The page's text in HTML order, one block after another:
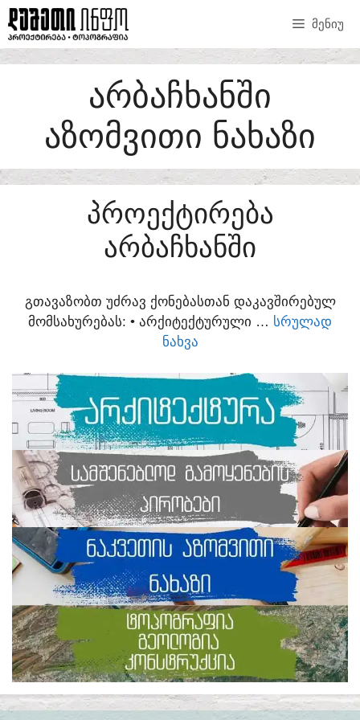
SKIP
TO
CONTENT
ᲛᲔᲜᲘᲣ
ᲐᲠᲑᲐᲩᲮᲐᲜᲨᲘ
ᲐᲖᲝᲛᲕᲘᲗᲘ ᲜᲐᲮᲐᲖᲘ
ᲞᲠᲝᲔᲥᲢᲘᲠᲔᲑᲐ
ᲐᲠᲑᲐᲩᲮᲐᲜᲨᲘ
ᲒᲗᲐᲕᲐᲖᲝᲑᲗ ᲣᲫᲠᲐᲕ ᲥᲝᲜᲔᲑᲐᲡᲗᲐᲜ ᲓᲐᲙᲐᲕᲨᲘᲠᲔᲑᲣᲚ
ᲛᲝᲛᲡᲐᲮᲣᲠᲔᲑᲐᲡ:​ • ᲐᲠᲥᲘᲢᲔᲥᲢᲣᲠᲣᲚᲘ … ᲡᲠᲣᲚᲐᲓ
ᲜᲐᲮᲕᲐ